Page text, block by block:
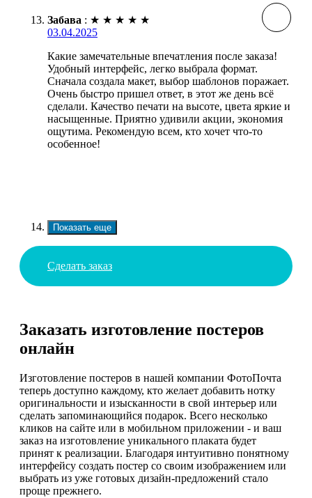
Забава : ★ ★ ★ ★ ★
03.04.2025
Какие замечательные впечатления после заказа!
Удобный интерфейс, легко выбрала формат.
Сначала создала макет, выбор шаблонов поражает.
Очень быстро пришел ответ, в этот же день всё
сделали. Качество печати на высоте, цвета яркие и
насыщенные. Приятно удивили акции, экономия
ощутима. Рекомендую всем, кто хочет что-то
особенное!
Показать еще
Сделать заказ
Заказать изготовление постеров
онлайн
Изготовление постеров в нашей компании ФотоПочта
теперь доступно каждому, кто желает добавить нотку
оригинальности и изысканности в свой интерьер или
сделать запоминающийся подарок. Всего несколько
кликов на сайте или в мобильном приложении - и ваш
заказ на изготовление уникального плаката будет
принят к реализации. Благодаря интуитивно понятному
интерфейсу создать постер со своим изображением или
выбрать из уже готовых дизайн-предложений стало
проще прежнего.